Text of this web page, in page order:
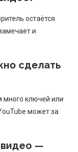
остаётся
и
сделать
много ключей или
может за
видео —